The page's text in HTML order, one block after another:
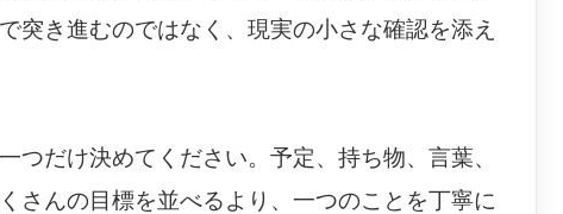
突き進むのではなく、現実の小さな確認を添え
つだけ決めてください。予定、持ち物、言葉、
さんの目標を並べるより、一つのことを丁寧に